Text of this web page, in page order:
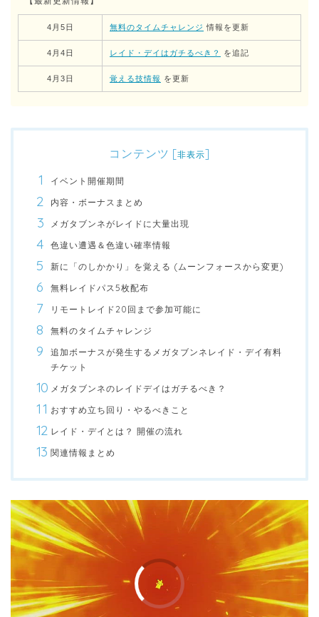
4月5日 無料のタイムチャレンジ 情報を更新
4月4日 レイド・デイはガチるべき？ を追記
4月3日 覚える技情報 を更新
コンテンツ [非表示]
イベント開催期間
内容・ボーナスまとめ
メガタブンネがレイドに大量出現
色違い遭遇＆色違い確率情報
新に「のしかかり」を覚える (ムーンフォースから変更)
無料レイドパス5枚配布
リモートレイド20回まで参加可能に
無料のタイムチャレンジ
追加ボーナスが発生するメガタブンネレイド・デイ有料
チケット
メガタブンネのレイドデイはガチるべき？
おすすめ立ち回り・やるべきこと
レイド・デイとは？ 開催の流れ
関連情報まとめ